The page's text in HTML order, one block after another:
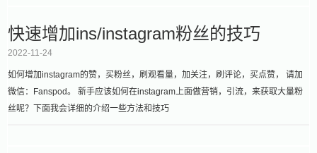
快速增加ins/instagram粉丝的技巧
2022-11-24
如何增加instagram的赞，买粉丝，刷观看量，加关注，刷评论，买点赞， 请加
微信：Fanspod。 新手应该如何在instagram上面做营销，引流，来获取大量粉
丝呢？下面我会详细的介绍一些方法和技巧